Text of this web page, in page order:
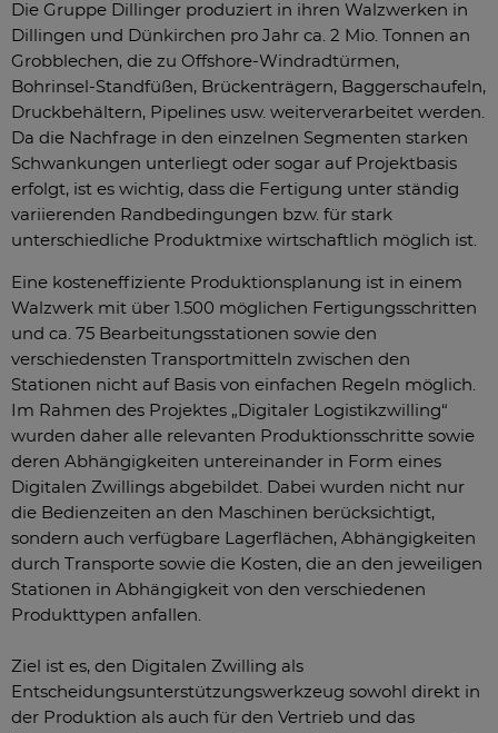
Die Gruppe Dillinger produziert in ihren Walzwerken in
Dillingen und Dünkirchen pro Jahr ca. 2 Mio. Tonnen an
Grobblechen, die zu Offshore-Windradtürmen,
Bohrinsel-Standfüßen, Brückenträgern, Baggerschaufeln,
Druckbehältern, Pipelines usw. weiterverarbeitet werden.
Da die Nachfrage in den einzelnen Segmenten starken
Schwankungen unterliegt oder sogar auf Projektbasis
erfolgt, ist es wichtig, dass die Fertigung unter ständig
variierenden Randbedingungen bzw. für stark
unterschiedliche Produktmixe wirtschaftlich möglich ist.
Eine kosteneffiziente Produktionsplanung ist in einem
Walzwerk mit über 1.500 möglichen Fertigungsschritten
und ca. 75 Bearbeitungsstationen sowie den
verschiedensten Transportmitteln zwischen den
Stationen nicht auf Basis von einfachen Regeln möglich.
Im Rahmen des Projektes „Digitaler Logistikzwilling“
wurden daher alle relevanten Produktionsschritte sowie
deren Abhängigkeiten untereinander in Form eines
Digitalen Zwillings abgebildet. Dabei wurden nicht nur
die Bedienzeiten an den Maschinen berücksichtigt,
sondern auch verfügbare Lagerflächen, Abhängigkeiten
durch Transporte sowie die Kosten, die an den jeweiligen
Stationen in Abhängigkeit von den verschiedenen
Produkttypen anfallen.
Ziel ist es, den Digitalen Zwilling als
Entscheidungsunterstützungswerkzeug sowohl direkt in
der Produktion als auch für den Vertrieb und das